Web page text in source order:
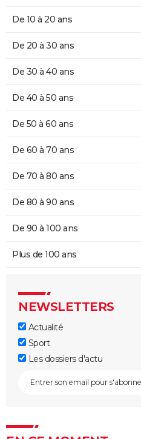
De 10 à 20 ans
De 20 à 30 ans
De 30 à 40 ans
De 40 à 50 ans
De 50 à 60 ans
De 60 à 70 ans
De 70 à 80 ans
De 80 à 90 ans
De 90 à 100 ans
Plus de 100 ans
NEWSLETTERS
Actualité
Sport
Les dossiers d'actu